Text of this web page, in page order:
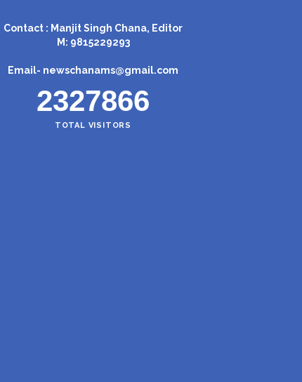
Contact : Manjit Singh Chana, Editor
M: 9815229293
Email- newschanams@gmail.com
2327866
TOTAL VISITORS